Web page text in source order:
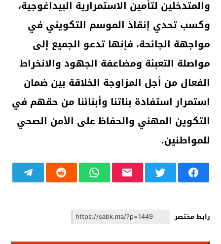
والمتدخلين لتأمين الاستمرارية البيداغوجية،
وكسب تحدي إنقاذ الموسم التكويني في
مواجهة الجائحة، فإنها تدعو الجميع إلى
مواصلة التعبئة ومضاعفة الجهود والانخراط
الفعال من أجل المزاوجة الخلاقة بين ضمان
استمرار استفادة بناتنا وأبنائنا من حقهم في
التكوين المهني والحفاظ على الأمن الصحي
للمواطنين.
رابط مختصر